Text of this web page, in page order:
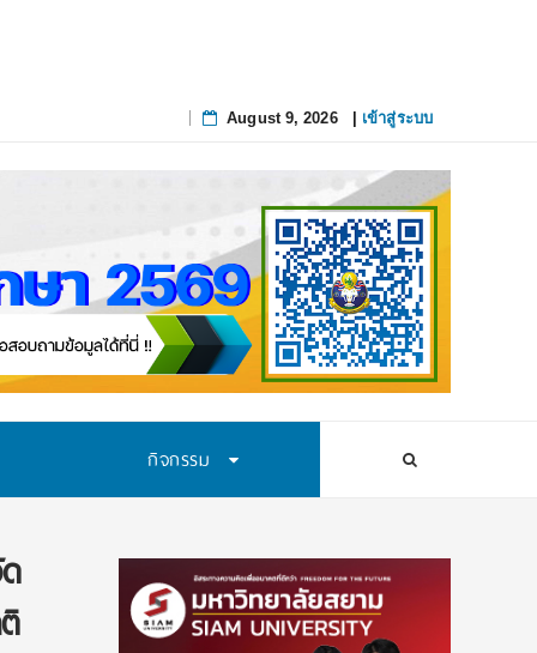
August 9, 2026| เข้าสู่ระบบ
กิจกรรม